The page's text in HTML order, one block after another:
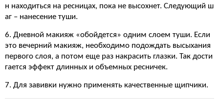
н находиться на ресницах, пока не высохнет. Следующий ш
аг – нанесение туши.
6. Дневной макияж «обойдется» одним слоем туши. Если
это вечерний макияж, необходимо подождать высыхания
первого слоя, а потом еще раз накрасить глазки. Так дости
гается эффект длинных и объемных ресничек.
7. Для завивки нужно применять качественные щипчики.